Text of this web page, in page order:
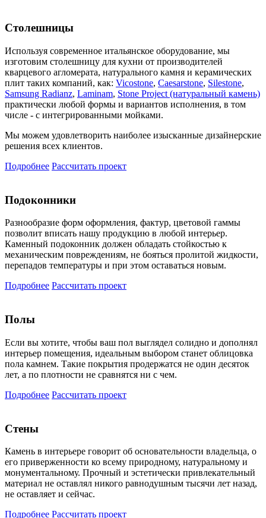
Столешницы
Используя современное итальянское оборудование, мы
изготовим столешницу для кухни от производителей
кварцевого агломерата, натурального камня и керамических
плит таких компаний, как: Vicostone, Caesarstone, Silestone,
Samsung Radianz, Laminam, Stone Project (натуральный камень)
практически любой формы и вариантов исполнения, в том
числе - с интегрированными мойками.
Мы можем удовлетворить наиболее изысканные дизайнерские
решения всех клиентов.
Подробнее Рассчитать проект
Подоконники
Разнообразие форм оформления, фактур, цветовой гаммы
позволит вписать нашу продукцию в любой интерьер.
Каменный подоконник должен обладать стойкостью к
механическим повреждениям, не бояться пролитой жидкости,
перепадов температуры и при этом оставаться новым.
Подробнее Рассчитать проект
Полы
Если вы хотите, чтобы ваш пол выглядел солидно и дополнял
интерьер помещения, идеальным выбором станет облицовка
пола камнем. Такие покрытия продержатся не один десяток
лет, а по плотности не сравнятся ни с чем.
Подробнее Рассчитать проект
Стены
Камень в интерьере говорит об основательности владельца, о
его приверженности ко всему природному, натуральному и
монументальному. Прочный и эстетически привлекательный
материал не оставлял никого равнодушным тысячи лет назад,
не оставляет и сейчас.
Подробнее Рассчитать проект